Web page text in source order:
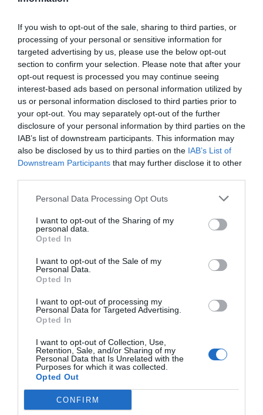
If you wish to opt-out of the sale, sharing to third parties, or
processing of your personal or sensitive information for
targeted advertising by us, please use the below opt-out
section to confirm your selection. Please note that after your
opt-out request is processed you may continue seeing
interest-based ads based on personal information utilized by
us or personal information disclosed to third parties prior to
your opt-out. You may separately opt-out of the further
disclosure of your personal information by third parties on the
IAB’s list of downstream participants. This information may
also be disclosed by us to third parties on the IAB’s List of
Downstream Participants that may further disclose it to other
Personal Data Processing Opt Outs
I want to opt-out of the Sharing of my
personal data.
Opted In
I want to opt-out of the Sale of my
Personal Data.
Opted In
I want to opt-out of processing my
Personal Data for Targeted Advertising.
Opted In
I want to opt-out of Collection, Use,
Retention, Sale, and/or Sharing of my
Personal Data that Is Unrelated with the
Purposes for which it was collected.
Opted Out
CONFIRM
Rtve
Fifa
Mediapro
publicidad por su propia regulación.
Añadir2Playbookcomo fuente preferida de Google
de forma gratuita
Mantente informado con las últimas noticias de actualidad.
ACTIVAR AHORA
Compartir
Imprimir
Publicidad
2Playbook Club2P